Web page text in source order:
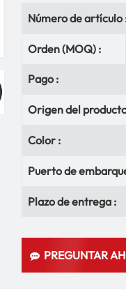
Número de artículo
Orden (MOQ) :
Pago :
Origen del
Color :
Puerto de
Plazo de entrega :
PREGUNTAR